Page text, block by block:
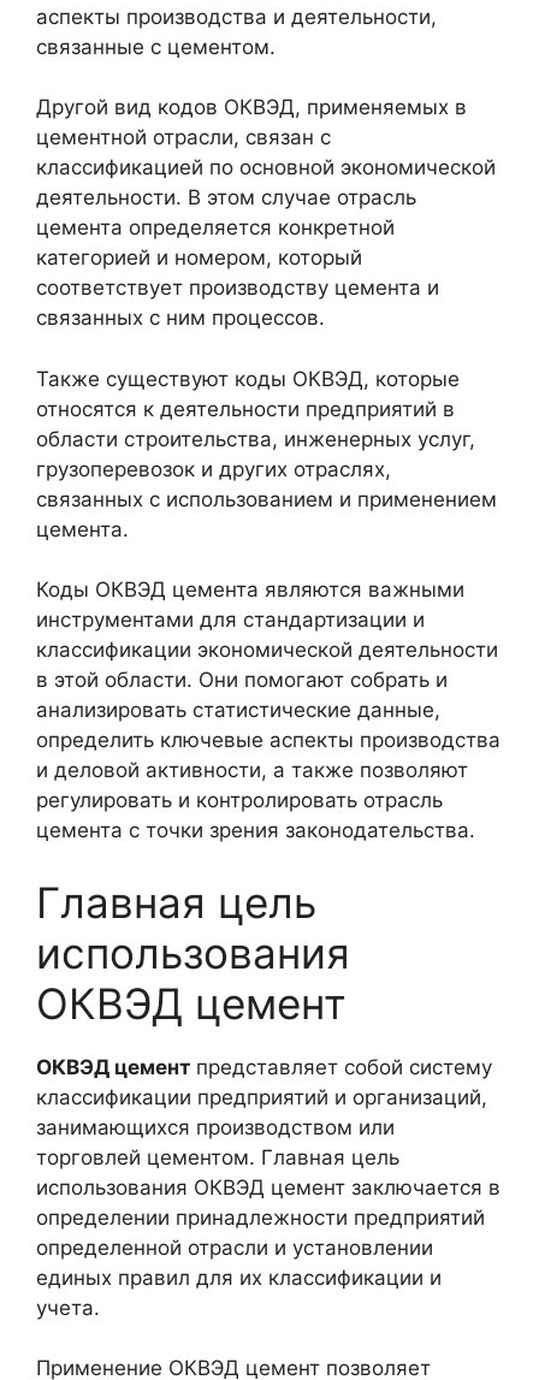
аспекты производства и деятельности,
связанные с цементом.
Другой вид кодов ОКВЭД, применяемых в
цементной отрасли, связан с
классификацией по основной экономической
деятельности. В этом случае отрасль
цемента определяется конкретной
категорией и номером, который
соответствует производству цемента и
связанных с ним процессов.
Также существуют коды ОКВЭД, которые
относятся к деятельности предприятий в
области строительства, инженерных услуг,
грузоперевозок и других отраслях,
связанных с использованием и применением
цемента.
Коды ОКВЭД цемента являются важными
инструментами для стандартизации и
классификации экономической деятельности
в этой области. Они помогают собрать и
анализировать статистические данные,
определить ключевые аспекты производства
и деловой активности, а также позволяют
регулировать и контролировать отрасль
цемента с точки зрения законодательства.
Главная цель
использования
ОКВЭД цемент
ОКВЭД цемент представляет собой систему
классификации предприятий и организаций,
занимающихся производством или
торговлей цементом. Главная цель
использования ОКВЭД цемент заключается в
определении принадлежности предприятий
определенной отрасли и установлении
единых правил для их классификации и
учета.
Применение ОКВЭД цемент позволяет